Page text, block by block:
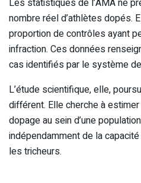
Les statistiques de l’AMA ne
nombre réel d’athlètes dopés.
proportion de contrôles ayant
infraction. Ces données
cas identifiés par le système
L’étude scientifique, elle,
différent. Elle cherche à
dopage au sein d’une
indépendamment de la
les tricheurs.